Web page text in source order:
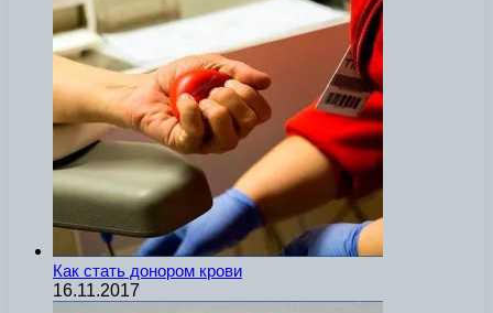
Как стать донором крови
16.11.2017